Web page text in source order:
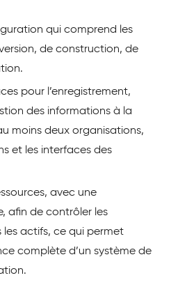
qui comprend les
de construction, de
pour l’enregistrement,
des informations à la
moins deux organisations,
et les interfaces des
avec une
afin de contrôler les
actifs, ce qui permet
complète d’un système de